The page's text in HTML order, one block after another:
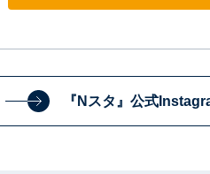
『Nスタ』公式